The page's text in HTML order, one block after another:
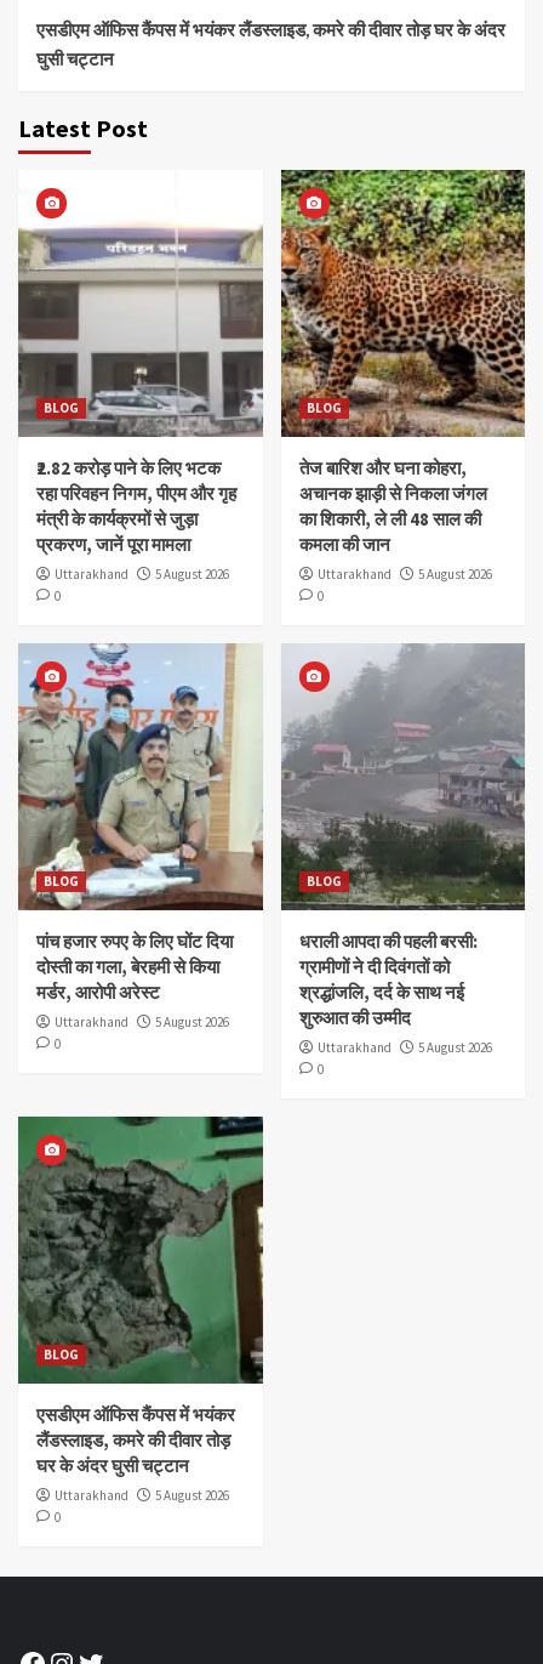
एसडीएम ऑफिस कैंपस में भयंकर लैंडस्लाइड, कमरे की दीवार तोड़ घर के अंदर
घुसी चट्टान
Latest Post
BLOG
₹2.82 करोड़ पाने के लिए भटक
रहा परिवहन निगम, पीएम और गृह
मंत्री के कार्यक्रमों से जुड़ा
प्रकरण, जानें पूरा मामला
Uttarakhand
5 August 2026
0
BLOG
तेज बारिश और घना कोहरा,
अचानक झाड़ी से निकला जंगल
का शिकारी, ले ली 48 साल की
कमला की जान
Uttarakhand
5 August 2026
0
BLOG
पांच हजार रुपए के लिए घोंट दिया
दोस्ती का गला, बेरहमी से किया
मर्डर, आरोपी अरेस्ट
Uttarakhand
5 August 2026
0
BLOG
धराली आपदा की पहली बरसी:
ग्रामीणों ने दी दिवंगतों को
श्रद्धांजलि, दर्द के साथ नई
शुरुआत की उम्मीद
Uttarakhand
5 August 2026
0
BLOG
एसडीएम ऑफिस कैंपस में भयंकर
लैंडस्लाइड, कमरे की दीवार तोड़
घर के अंदर घुसी चट्टान
Uttarakhand
5 August 2026
0